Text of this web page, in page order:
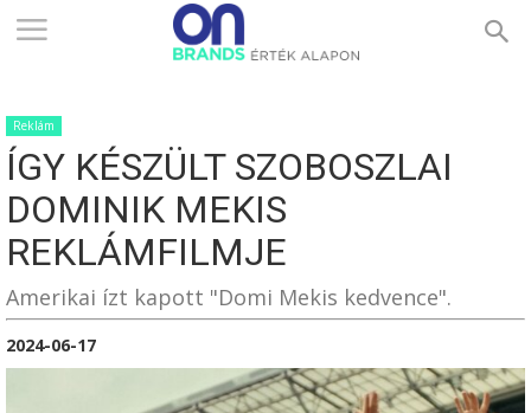
ONBRANDS
–
ÉRTÉK
Reklám
ÍGY KÉSZÜLT SZOBOSZLAI
DOMINIK MEKIS
REKLÁMFILMJE
Amerikai ízt kapott "Domi Mekis kedvence".
2024-06-17